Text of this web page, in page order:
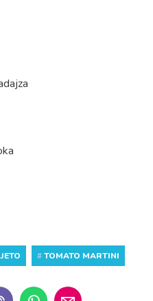
#TOMATO MARTINI